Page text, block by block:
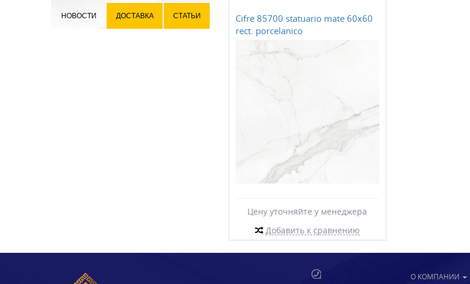
НОВОСТИ ДОСТАВКА СТАТЬИ
Cifre 85700 statuario mate 60x60
rect. porcelanico
Цену уточняйте у менеджера
Добавить к сравнению
О КОМПАНИИ